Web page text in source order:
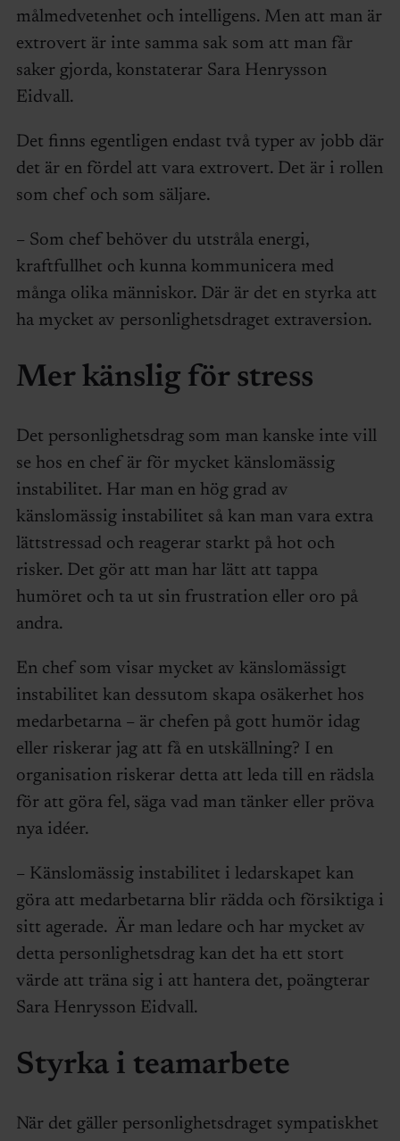
målmedvetenhet och intelligens. Men att man är
extrovert är inte samma sak som att man får
saker gjorda, konstaterar Sara Henrysson
Eidvall.
Det finns egentligen endast två typer av jobb där
det är en fördel att vara extrovert. Det är i rollen
som chef och som säljare.
– Som chef behöver du utstråla energi,
kraftfullhet och kunna kommunicera med
många olika människor. Där är det en styrka att
ha mycket av personlighetsdraget extraversion.
Mer känslig för stress
Det personlighetsdrag som man kanske inte vill
se hos en chef är för mycket känslomässig
instabilitet. Har man en hög grad av
känslomässig instabilitet så kan man vara extra
lättstressad och reagerar starkt på hot och
risker. Det gör att man har lätt att tappa
humöret och ta ut sin frustration eller oro på
andra.
En chef som visar mycket av känslomässigt
instabilitet kan dessutom skapa osäkerhet hos
medarbetarna – är chefen på gott humör idag
eller riskerar jag att få en utskällning? I en
organisation riskerar detta att leda till en rädsla
för att göra fel, säga vad man tänker eller pröva
nya idéer.
– Känslomässig instabilitet i ledarskapet kan
göra att medarbetarna blir rädda och försiktiga i
sitt agerade. Är man ledare och har mycket av
detta personlighetsdrag kan det ha ett stort
värde att träna sig i att hantera det, poängterar
Sara Henrysson Eidvall.
Styrka i teamarbete
När det gäller personlighetsdraget sympatiskhet